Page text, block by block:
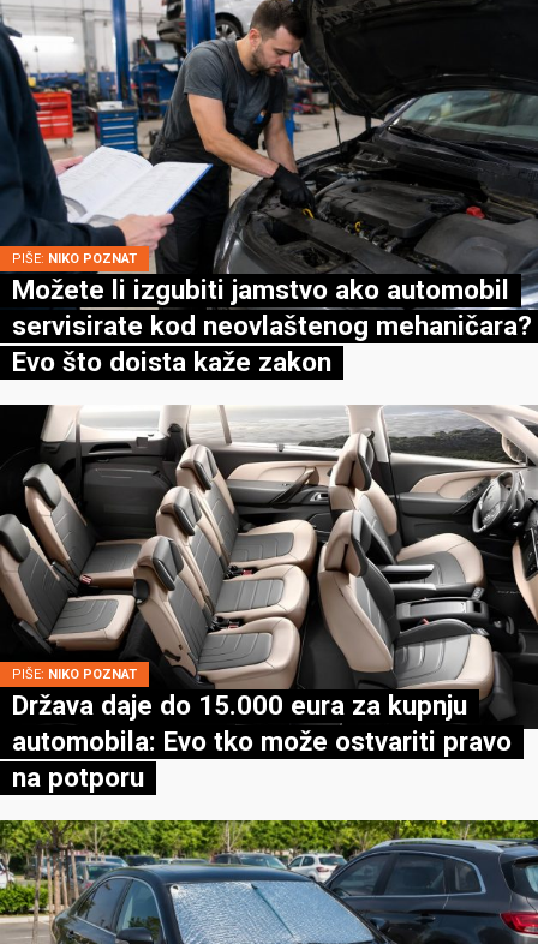
PIŠE: NIKO POZNAT
Možete li izgubiti jamstvo ako automobil
servisirate kod neovlaštenog mehaničara?
Evo što doista kaže zakon
PIŠE: NIKO POZNAT
Država daje do 15.000 eura za kupnju
automobila: Evo tko može ostvariti pravo
na potporu